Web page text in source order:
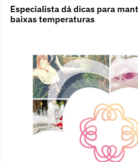
Especialista dá dicas para
baixas temperaturas